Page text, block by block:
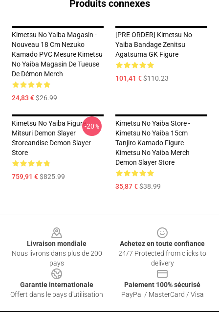
Produits connexes
Kimetsu No Yaiba Magasin -
Nouveau 18 Cm Nezuko
Kamado PVC Mesure Kimetsu
No Yaiba Magasin De Tueuse
De Démon Merch
24,83 €$26.99
[PRE ORDER] Kimetsu No
Yaiba Bandage Zenitsu
Agatsuma GK Figure
101,41 €$110.23
Kimetsu No Yaiba Figure
Mitsuri Demon Slayer
Storeandise Demon Slayer
Store
759,91 €$825.99
-20%
Kimetsu No Yaiba Store -
Kimetsu No Yaiba 15cm
Tanjiro Kamado Figure
Kimetsu No Yaiba Merch
Demon Slayer Store
35,87 €$38.99
Livraison mondiale
Nous livrons dans plus de 200
pays
Achetez en toute confiance
24/7 Protected from clicks to
delivery
Garantie internationale
Offert dans le pays d'utilisation
Paiement 100% sécurisé
PayPal / MasterCard / Visa